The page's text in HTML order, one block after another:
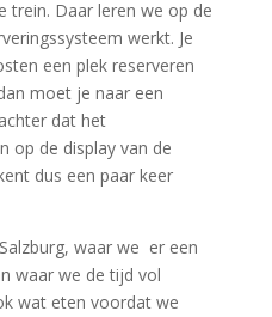
trein. Daar leren we op de
werkt. Je
een plek reserveren
moet je naar een
dat het
op de display van de
dus een paar keer
waar we er een
waar we de tijd vol
wat eten voordat we